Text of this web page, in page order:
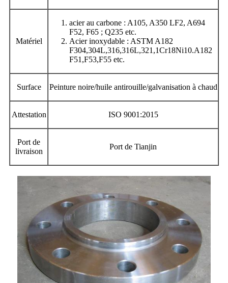
Matériel
acier au carbone : A105, A350 LF2, A694
F52, F65 ; Q235 etc.
Acier inoxydable : ASTM A182
F304,304L,316,316L,321,1Cr18Ni10.A182
F51,F53,F55 etc.
Surface Peinture noire/huile antirouille/galvanisation à chaud
Attestation ISO 9001:2015
Port de
livraison
Port de Tianjin